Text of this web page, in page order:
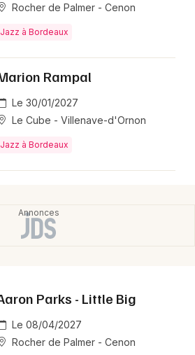
Rocher de Palmer - Cenon
Jazz à Bordeaux
Rampal
Le 30/01/2027
Le Cube - Villenave-d'Ornon
Jazz à Bordeaux
Parks - Little Big
Le 08/04/2027
Rocher de Palmer - Cenon